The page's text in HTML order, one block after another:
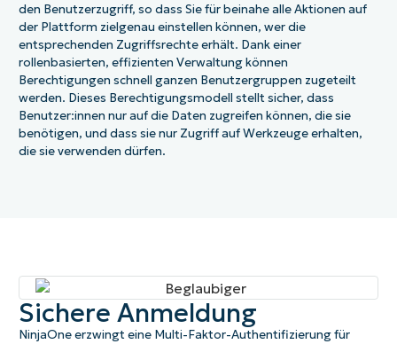
den Benutzerzugriff, so dass Sie für beinahe alle Aktionen auf
der Plattform zielgenau einstellen können, wer die
entsprechenden Zugriffsrechte erhält. Dank einer
rollenbasierten, effizienten Verwaltung können
Berechtigungen schnell ganzen Benutzergruppen zugeteilt
werden. Dieses Berechtigungsmodell stellt sicher, dass
Benutzer:innen nur auf die Daten zugreifen können, die sie
benötigen, und dass sie nur Zugriff auf Werkzeuge erhalten,
die sie verwenden dürfen.
Sichere Anmeldung
NinjaOne erzwingt eine Multi-Faktor-Authentifizierung für